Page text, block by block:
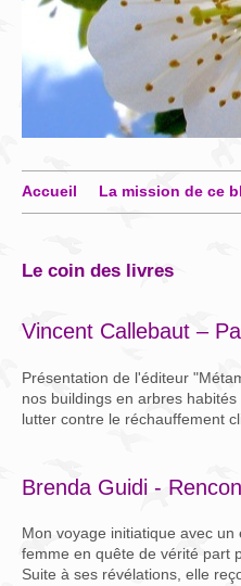
Accueil La mission de ce
le coin des livres
Vincent Callebaut –
Présentation de l'éditeur
nos buildings en arbres
lutter contre le réchauffement
Brenda Guidi -
Mon voyage initiatique avec
femme en quête de vérité part
Suite à ses révélations, elle